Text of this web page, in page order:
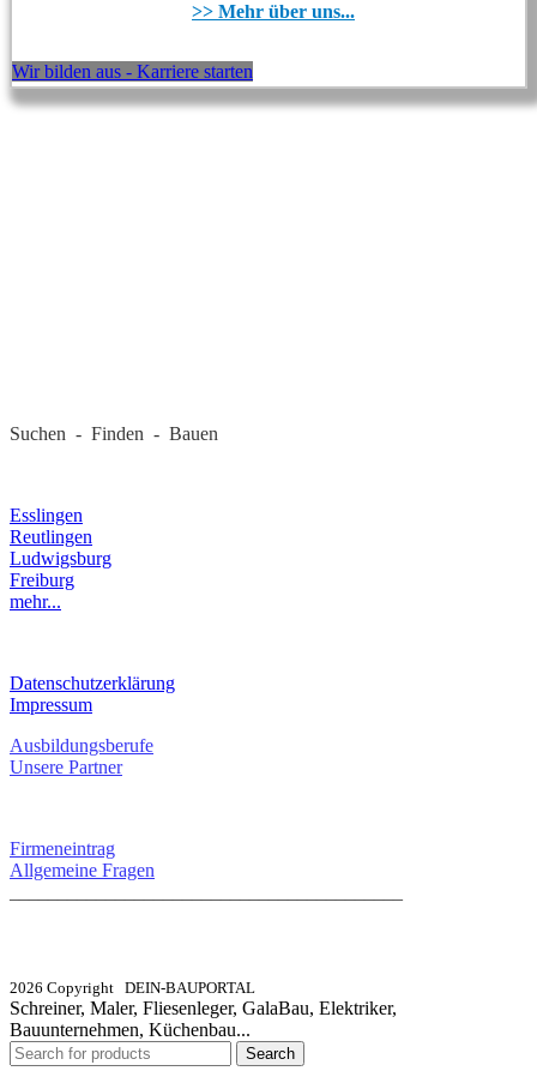
>> Mehr über uns...
Wir bilden aus - Karriere starten
Suchen - Finden - Bauen
Esslingen
Reutlingen
Ludwigsburg
Freiburg
mehr...
Datenschutzerklärung
Impressum
Ausbildungsberufe
Unsere Partner
Firmeneintrag
Allgemeine Fragen
2026 Copyright DEIN-BAUPORTAL
Schreiner, Maler, Fliesenleger, GalaBau, Elektriker,
Bauunternehmen, Küchenbau...
Search